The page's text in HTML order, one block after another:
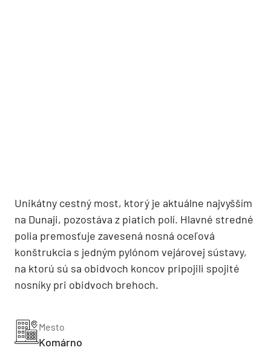
Unikátny cestný most, ktorý je aktuálne najvyšším
na Dunaji, pozostáva z piatich polí. Hlavné stredné
polia premosťuje zavesená nosná oceľová
konštrukcia s jedným pylónom vejárovej sústavy,
na ktorú sú sa obidvoch koncov pripojili spojité
nosníky pri obidvoch brehoch.
Mesto
Komárno